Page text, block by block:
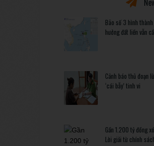
Bão số 3 hình
hưởng đất liền vẫn
Cảnh báo thủ đoạn
‘cái bẫy’ tinh vi
Gần 1.200 tỷ đồng
Lời giải từ chính